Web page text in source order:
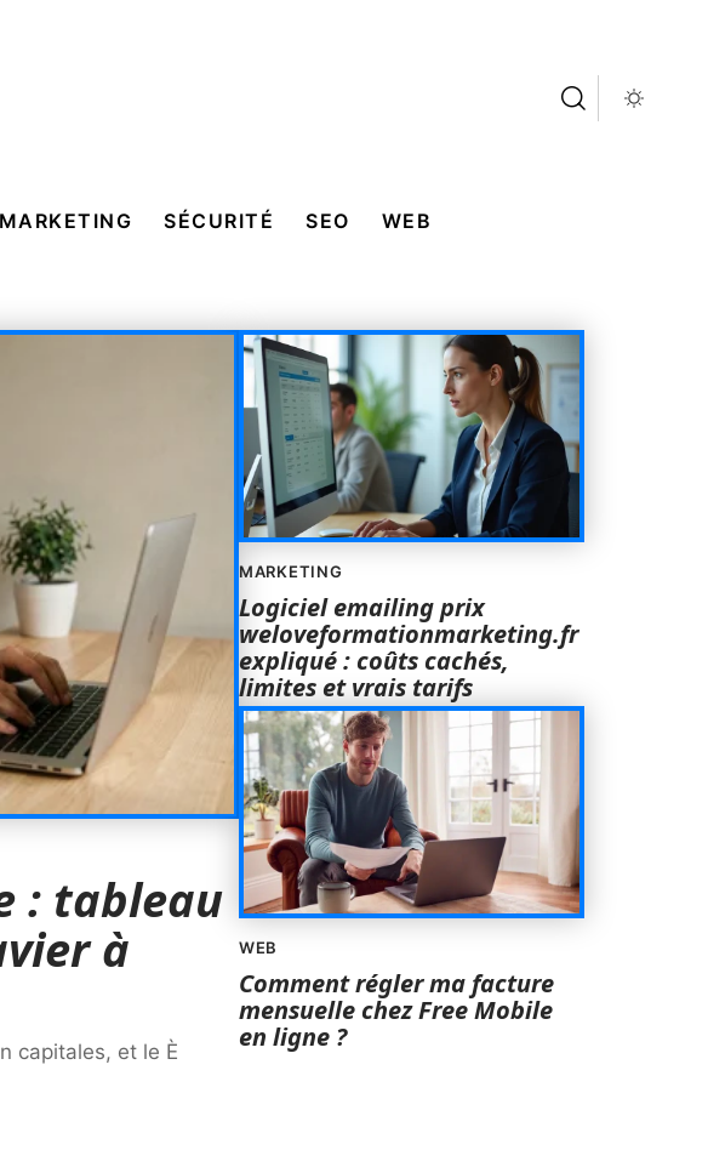
MARKETING SÉCURITÉ SEO WEB
: tableau
à
capitales, et le È
MARKETING
Logiciel emailing prix
weloveformationmarketing.fr
expliqué : coûts cachés,
limites et vrais tarifs
WEB
Comment régler ma facture
mensuelle chez Free Mobile
en ligne ?